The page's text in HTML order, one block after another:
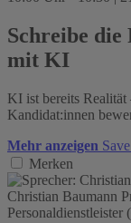
Schreibe die
mit KI
KI ist bereits Realität
Kandidat:innen
Mehr anzeigen
Merken
Christian Baumann